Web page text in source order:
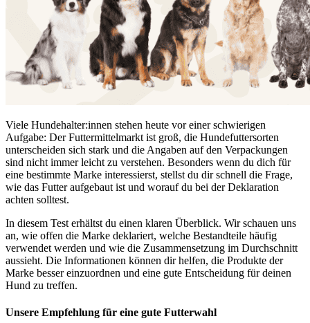
Viele Hundehalter:innen stehen heute vor einer schwierigen
Aufgabe: Der Futtermittelmarkt ist groß, die Hundefuttersorten
unterscheiden sich stark und die Angaben auf den Verpackungen
sind nicht immer leicht zu verstehen. Besonders wenn du dich für
eine bestimmte Marke interessierst, stellst du dir schnell die Frage,
wie das Futter aufgebaut ist und worauf du bei der Deklaration
achten solltest.
In diesem Test erhältst du einen klaren Überblick. Wir schauen uns
an, wie offen die Marke deklariert, welche Bestandteile häufig
verwendet werden und wie die Zusammensetzung im Durchschnitt
aussieht. Die Informationen können dir helfen, die Produkte der
Marke besser einzuordnen und eine gute Entscheidung für deinen
Hund zu treffen.
Unsere Empfehlung für eine gute Futterwahl